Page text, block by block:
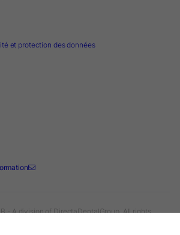
et protection des données
- A division of DirectaDentalGroup. All rights